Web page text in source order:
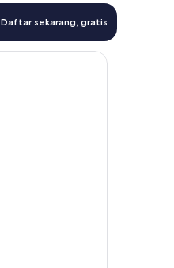
Daftar sekarang, gratis